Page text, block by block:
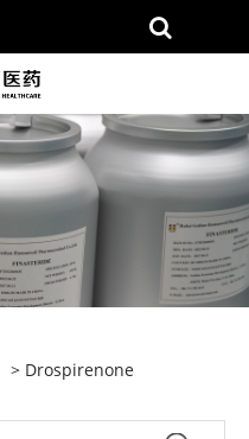
> Drospirenone